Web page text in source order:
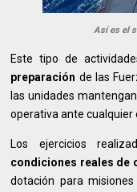
Así es el
Este tipo de
preparación de las
las unidades
operativa ante cualquier
Los ejercicios
condiciones reales de
dotación para